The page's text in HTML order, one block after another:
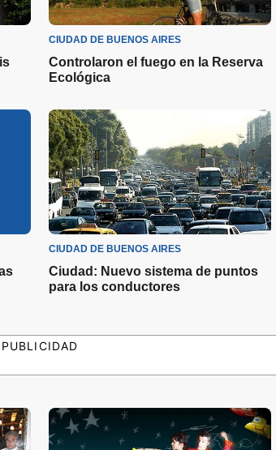
CIUDAD DE BUENOS AIRES
Controlaron el fuego en la Reserva
Ecológica
CIUDAD DE BUENOS AIRES
Ciudad: Nuevo sistema de puntos
para los conductores
PUBLICIDAD